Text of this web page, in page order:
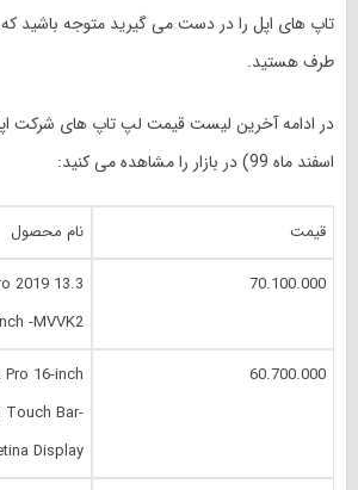
تاپ های اپل را در دست می گیرید متوجه باشید که
طرف هستید.
در ادامه آخرین لیست قیمت لپ تاپ های شرکت
اسفند ماه 99) در بازار را مشاهده می کنید:
قیمت نام محصول
70.100.000
2019 13.3
-MVVK2
60.700.000
16-inch
Touch Bar-
Display